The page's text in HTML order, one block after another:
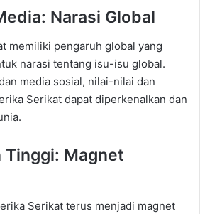
Narasi Global
memiliki pengaruh global yang
narasi tentang isu-isu global.
media sosial, nilai-nilai dan
Serikat dapat diperkenalkan dan
Tinggi: Magnet
Serikat terus menjadi magnet